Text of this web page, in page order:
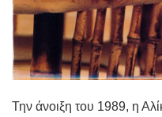
Την άνοιξη του 1989, η